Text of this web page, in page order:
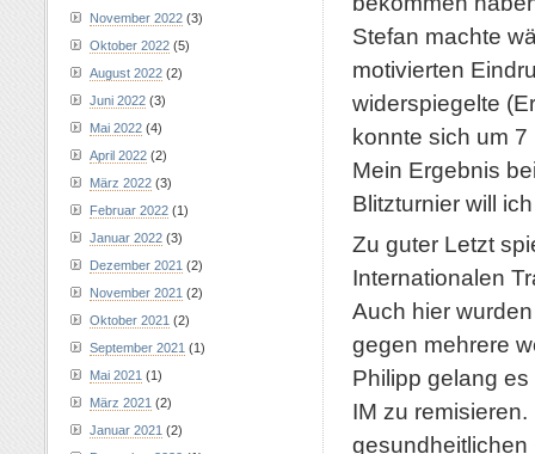
Stefan machte
motivierten
widerspiegelte
konnte sich um
Mein Ergebnis
Blitzturnier will
Zu guter Letzt
Internationalen
Auch hier
gegen mehrere
Philipp gelang
IM zu
gesundheitlichen
November 2022 (3)
Oktober 2022 (5)
August 2022 (2)
Juni 2022 (3)
Mai 2022 (4)
April 2022 (2)
März 2022 (3)
Februar 2022 (1)
Januar 2022 (3)
Dezember 2021 (2)
November 2021 (2)
Oktober 2021 (2)
September 2021 (1)
Mai 2021 (1)
März 2021 (2)
Januar 2021 (2)